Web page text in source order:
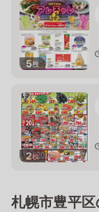
5枚
2枚
札幌市豊平